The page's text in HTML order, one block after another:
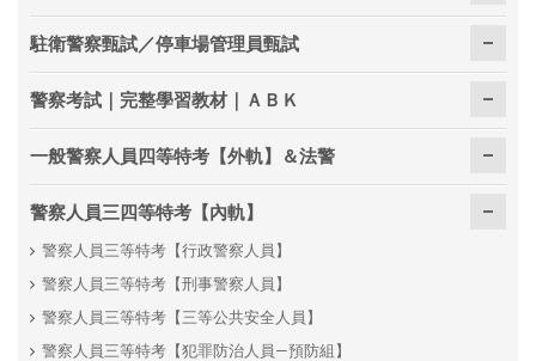
駐衛警察甄試／停車場管理員甄試
警察考試｜完整學習教材｜ＡＢＫ
一般警察人員四等特考【外軌】＆法警
警察人員三四等特考【內軌】
警察人員三等特考【行政警察人員】
警察人員三等特考【刑事警察人員】
警察人員三等特考【三等公共安全人員】
警察人員三等特考【犯罪防治人員—預防組】